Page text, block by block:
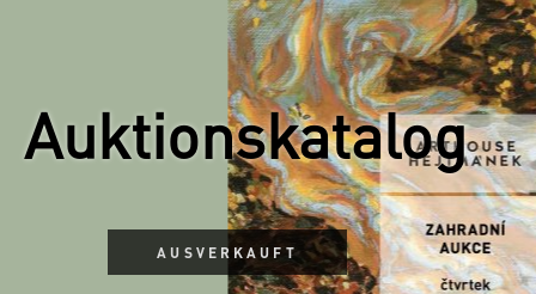
Auktionskatalog
AUSVERKAUFT